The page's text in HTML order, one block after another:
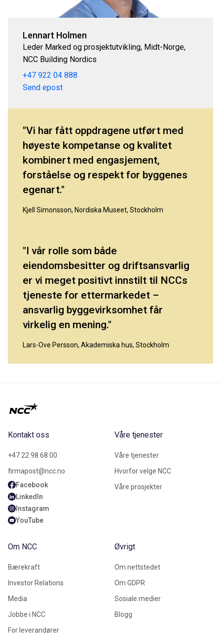
Lennart Holmen
Leder Marked og prosjektutvikling, Midt-Norge,
NCC Building Nordics
+47 922 04 888
Send epost
Vi har fått oppdragene utført med
høyeste kompetanse og kvalitet
kombinert med engasjement,
forståelse og respekt for byggenes
egenart.
Kjell Simonsson, Nordiska Museet, Stockholm
I vår rolle som både
eiendomsbesitter og driftsansvarlig
er vi meget positivt innstilt til NCCs
tjeneste for ettermarkedet –
ansvarlig byggevirksomhet får
virkelig en mening.
Lars-Ove Persson, Akademiska hus, Stockholm
Kontakt oss
+47 22 98 68 00
firmapost@ncc.no
Facebook
LinkedIn
Instagram
YouTube
Våre tjenester
Våre tjenester
Hvorfor velge NCC
Våre prosjekter
Om NCC
Bærekraft
Investor Relations
Media
Jobbe i NCC
For leverandører
Øvrigt
Om nettstedet
Om GDPR
Sosiale medier
Blogg